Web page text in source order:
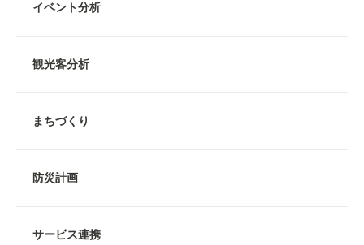
イベント分析
観光客分析
まちづくり
防災計画
サービス連携